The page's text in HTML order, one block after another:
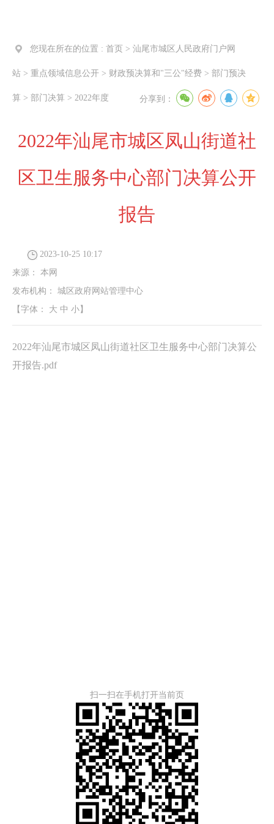
您现在所在的位置 : 首页 > 汕尾市城区人民政府门户网
站 > 重点领域信息公开 > 财政预决算和"三公"经费 > 部门预决
算 > 部门决算 > 2022年度 分享到：
2022年汕尾市城区凤山街道社
区卫生服务中心部门决算公开
报告
2023-10-25 10:17
来源： 本网
发布机构： 城区政府网站管理中心
【字体： 大 中 小 】
2022年汕尾市城区凤山街道社区卫生服务中心部门决算公
开报告.pdf
扫一扫在手机打开当前页